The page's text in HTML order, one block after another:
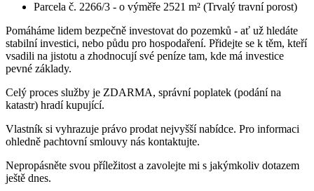
Parcela č. 2266/3 - o výměře 2521 m² (Trvalý travní porost)
Pomáháme lidem bezpečně investovat do pozemků - ať už hledáte
stabilní investici, nebo půdu pro hospodaření. Přidejte se k těm, kteří
vsadili na jistotu a zhodnocují své peníze tam, kde má investice
pevné základy.
Celý proces služby je ZDARMA, správní poplatek (podání na
katastr) hradí kupující.
Vlastník si vyhrazuje právo prodat nejvyšší nabídce. Pro informaci
ohledně pachtovní smlouvy nás kontaktujte.
Nepropásněte svou příležitost a zavolejte mi s jakýmkoliv dotazem
ještě dnes.